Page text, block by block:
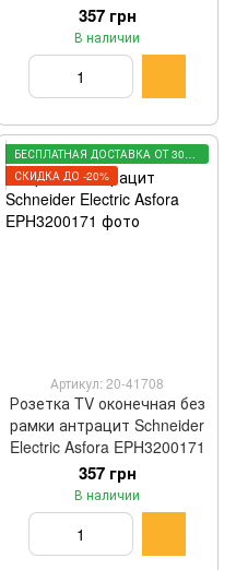
357 грн
В наличии
БЕСПЛАТНАЯ ДОСТАВКА ОТ 3000 ГРН
СКИДКА ДО -20%
Артикул: 20-41708
Розетка TV оконечная без
рамки антрацит Schneider
Electric Asfora EPH3200171
357 грн
В наличии